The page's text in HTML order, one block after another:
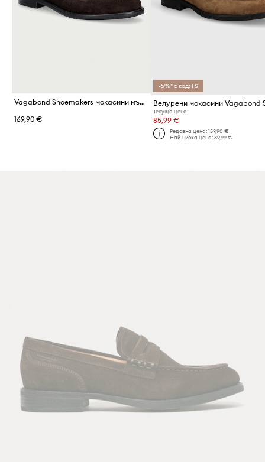
Vagabond Shoemakers мокасини мъжки от велур STEVEN
169,90 €
-5%* с код: FS
Текуща цена:
85,99 €
Редовна цена: 159,90 €
Най-ниска цена: 89,99 €